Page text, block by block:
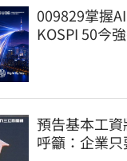
009829掌握
KOSPI 50今
預告基本工
呼籲：企業